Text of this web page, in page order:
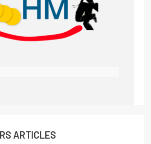
ARTICLES